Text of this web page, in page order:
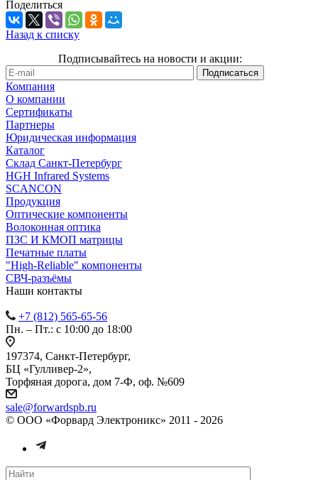
Поделиться
Назад к списку
Подписывайтесь на новости и акции:
Компания
О компании
Сертификаты
Партнеры
Юридическая информация
Каталог
Cклад Санкт-Петербург
HGH Infrared Systems
SCANCON
Продукция
Оптические компоненты
Волоконная оптика
ПЗС И КМОП матрицы
Печатные платы
"High-Reliable" компоненты
СВЧ-разъёмы
Наши контакты
+7 (812) 565-65-56
Пн. – Пт.: с 10:00 до 18:00
197374, Санкт-Петербург,
БЦ «Гулливер-2»,
Торфяная дорога, дом 7-Ф, оф. №609
sale@forwardspb.ru
© ООО «Форвард Электроникс» 2011 - 2026